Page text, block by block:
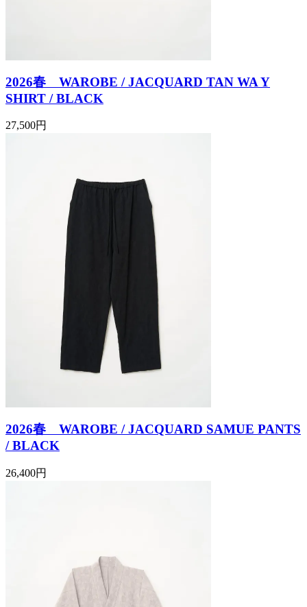
2026春 WAROBE / JACQUARD TAN WA Y
SHIRT / BLACK
27,500円
2026春 WAROBE / JACQUARD SAMUE PANTS
/ BLACK
26,400円